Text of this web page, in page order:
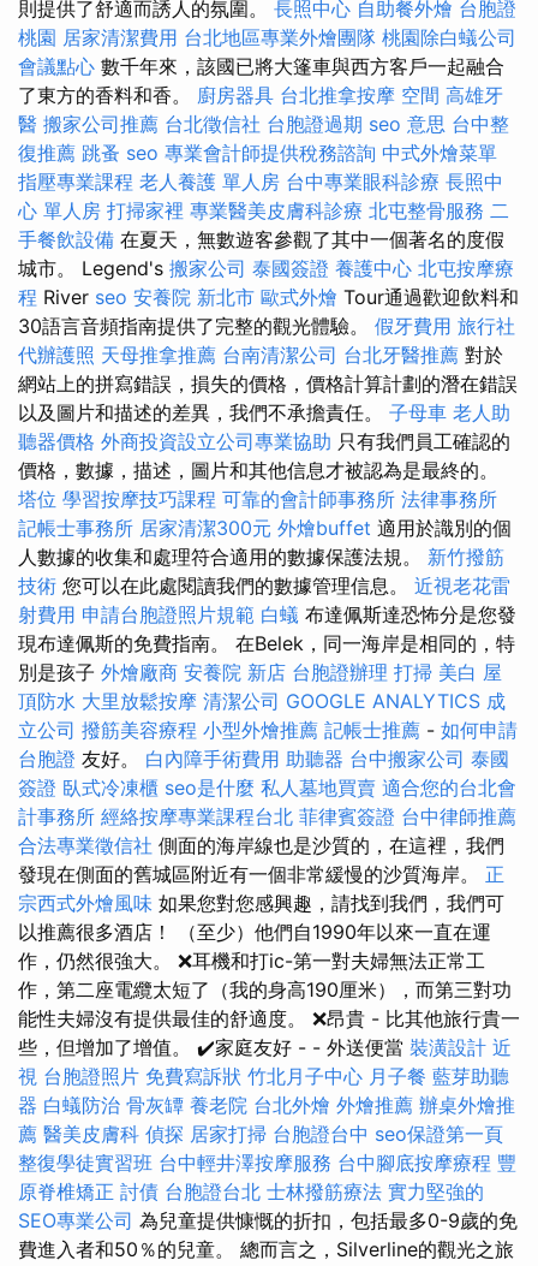
則提供了舒適而誘人的氛圍。 長照中心 自助餐外燴 台胞證
桃園 居家清潔費用 台北地區專業外燴團隊 桃園除白蟻公司
會議點心 數千年來，該國已將大篷車與西方客戶一起融合
了東方的香料和香。 廚房器具 台北推拿按摩 空間 高雄牙
醫 搬家公司推薦 台北徵信社 台胞證過期 seo 意思 台中整
復推薦 跳蚤 seo 專業會計師提供稅務諮詢 中式外燴菜單
指壓專業課程 老人養護 單人房 台中專業眼科診療 長照中
心 單人房 打掃家裡 專業醫美皮膚科診療 北屯整骨服務 二
手餐飲設備 在夏天，無數遊客參觀了其中一個著名的度假
城市。 Legend's 搬家公司 泰國簽證 養護中心 北屯按摩療
程 River seo 安養院 新北市 歐式外燴 Tour通過歡迎飲料和
30語言音頻指南提供了完整的觀光體驗。 假牙費用 旅行社
代辦護照 天母推拿推薦 台南清潔公司 台北牙醫推薦 對於
網站上的拼寫錯誤，損失的價格，價格計算計劃的潛在錯誤
以及圖片和描述的差異，我們不承擔責任。 子母車 老人助
聽器價格 外商投資設立公司專業協助 只有我們員工確認的
價格，數據，描述，圖片和其他信息才被認為是最終的。
塔位 學習按摩技巧課程 可靠的會計師事務所 法律事務所
記帳士事務所 居家清潔300元 外燴buffet 適用於識別的個
人數據的收集和處理符合適用的數據保護法規。 新竹撥筋
技術 您可以在此處閱讀我們的數據管理信息。 近視老花雷
射費用 申請台胞證照片規範 白蟻 布達佩斯達恐怖分是您發
現布達佩斯的免費指南。 在Belek，同一海岸是相同的，特
別是孩子 外燴廠商 安養院 新店 台胞證辦理 打掃 美白 屋
頂防水 大里放鬆按摩 清潔公司 GOOGLE ANALYTICS 成
立公司 撥筋美容療程 小型外燴推薦 記帳士推薦 - 如何申請
台胞證 友好。 白內障手術費用 助聽器 台中搬家公司 泰國
簽證 臥式冷凍櫃 seo是什麼 私人墓地買賣 適合您的台北會
計事務所 經絡按摩專業課程台北 菲律賓簽證 台中律師推薦
合法專業徵信社 側面的海岸線也是沙質的，在這裡，我們
發現在側面的舊城區附近有一個非常緩慢的沙質海岸。 正
宗西式外燴風味 如果您對您感興趣，請找到我們，我們可
以推薦很多酒店！ （至少）他們自1990年以來一直在運
作，仍然很強大。 ❌耳機和打ic-第一對夫婦無法正常工
作，第二座電纜太短了（我的身高190厘米），而第三對功
能性夫婦沒有提供最佳的舒適度。 ❌昂貴 - 比其他旅行貴一
些，但增加了增值。 ✔️家庭友好 - - 外送便當 裝潢設計 近
視 台胞證照片 免費寫訴狀 竹北月子中心 月子餐 藍芽助聽
器 白蟻防治 骨灰罈 養老院 台北外燴 外燴推薦 辦桌外燴推
薦 醫美皮膚科 偵探 居家打掃 台胞證台中 seo保證第一頁
整復學徒實習班 台中輕井澤按摩服務 台中腳底按摩療程 豐
原脊椎矯正 討債 台胞證台北 士林撥筋療法 實力堅強的
SEO專業公司 為兒童提供慷慨的折扣，包括最多0-9歲的免
費進入者和50％的兒童。 總而言之，Silverline的觀光之旅